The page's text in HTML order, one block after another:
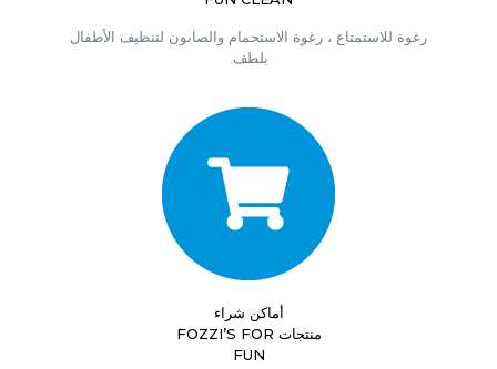
رغوة للاستمتاع ، رغوة الاستحمام والصابون لتنظيف الأطفال
بلطف.
أماكن شراء
منتجات FOZZI’S FOR
FUN